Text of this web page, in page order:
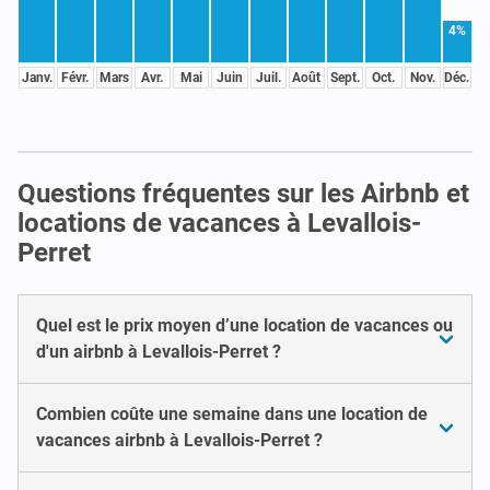
Janv. Févr. Mars Avr. Mai Juin Juil. Août Sept. Oct. Nov.
4%
Déc.
Questions fréquentes sur les Airbnb et
locations de vacances à Levallois-
Perret
Quel est le prix moyen d’une location de vacances ou
d'un airbnb à Levallois-Perret ?
Combien coûte une semaine dans une location de
vacances airbnb à Levallois-Perret ?